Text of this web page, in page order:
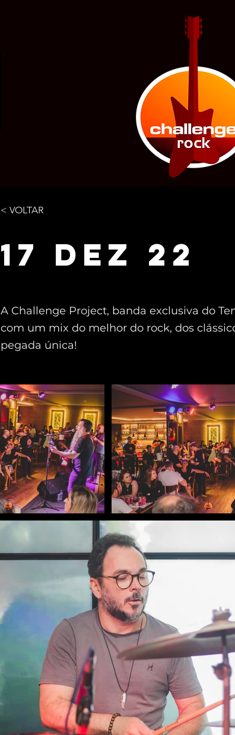
< VOLTAR
17 DEZ 22
A Challenge Project, banda exclusiva do
com um mix do melhor do rock, dos
pegada única!